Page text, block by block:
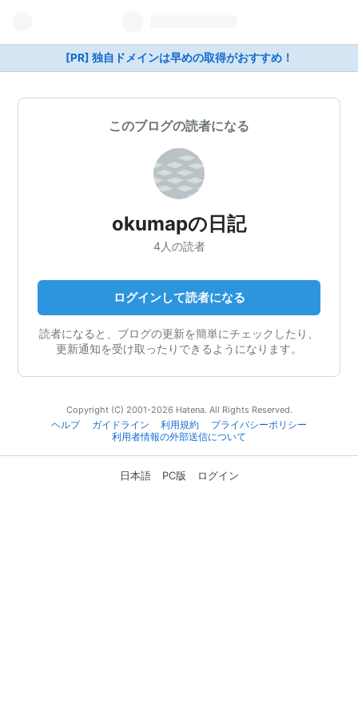
[PR] 独自ドメインは早めの取得がおすすめ！
このブログの読者になる
okumapの日記
4人の読者
ログインして読者になる
読者になると、ブログの更新を簡単にチェックしたり、
更新通知を受け取ったりできるようになります。
Copyright (C) 2001-2026 Hatena. All Rights Reserved.
ヘルプ
ガイドライン 利用規約
プライバシーポリシー
利用者情報の外部送信について
日本語 PC版 ログイン